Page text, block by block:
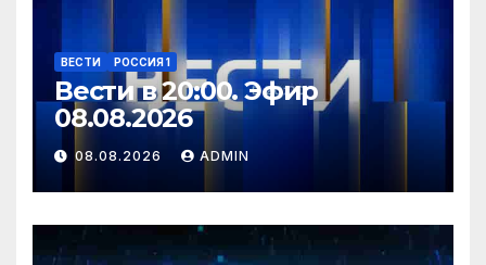
ВЕСТИ РОССИЯ 1
Вести в 20:00. Эфир
08.08.2026
08.08.2026 ADMIN